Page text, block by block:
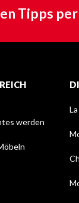
Tipps
werden